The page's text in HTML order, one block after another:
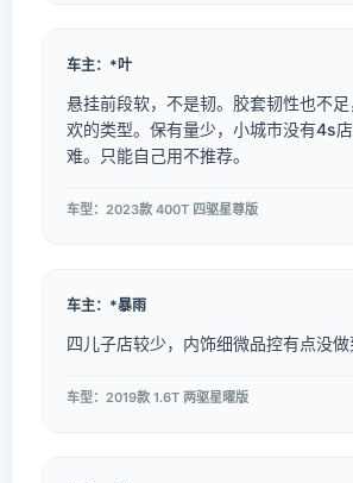
车主：*叶
悬挂前段软，不是韧。胶套韧性也不
欢的类型。保有量少，小城市没有4s
难。只能自己用不推荐。
车型：2023款 400T 四驱星尊版
车主：*暴雨
四儿子店较少，内饰细微品控有点没做
车型：2019款 1.6T 两驱星曜版